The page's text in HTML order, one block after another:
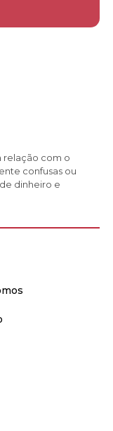
relação com o
confusas ou
dinheiro e